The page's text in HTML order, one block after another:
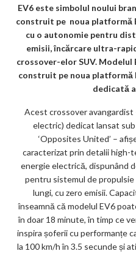
EV6 este simbolul noului
construit pe noua platformă
cu o autonomie pentru
emisii, încărcare ultra-
crossover-elor SUV.
construit pe noua platformă
dedicată
Acest crossover avangardist
electric) dedicat lansat
‘Opposites United’ –
caracterizat prin detalii high-
energie electrică, dispunând
pentru sistemul de
lungi, cu zero emisii.
înseamnă că modelul EV6
în doar 18 minute, în timp ce
inspira șoferii cu performanțe
la 100 km/h în 3.5 secunde și